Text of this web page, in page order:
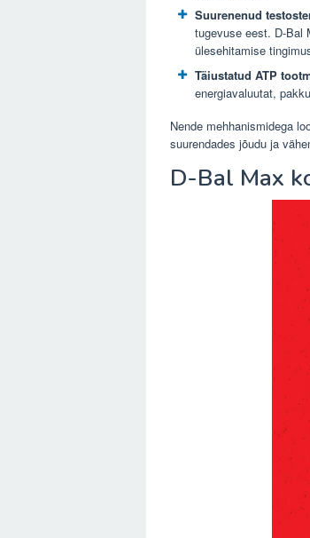
Suurenenud
tugevuse eest. D-Bal
ülesehitamise
Täiustatud ATP
energiavaluutat,
Nende mehhanismidega
suurendades jõudu ja
D-Bal Max